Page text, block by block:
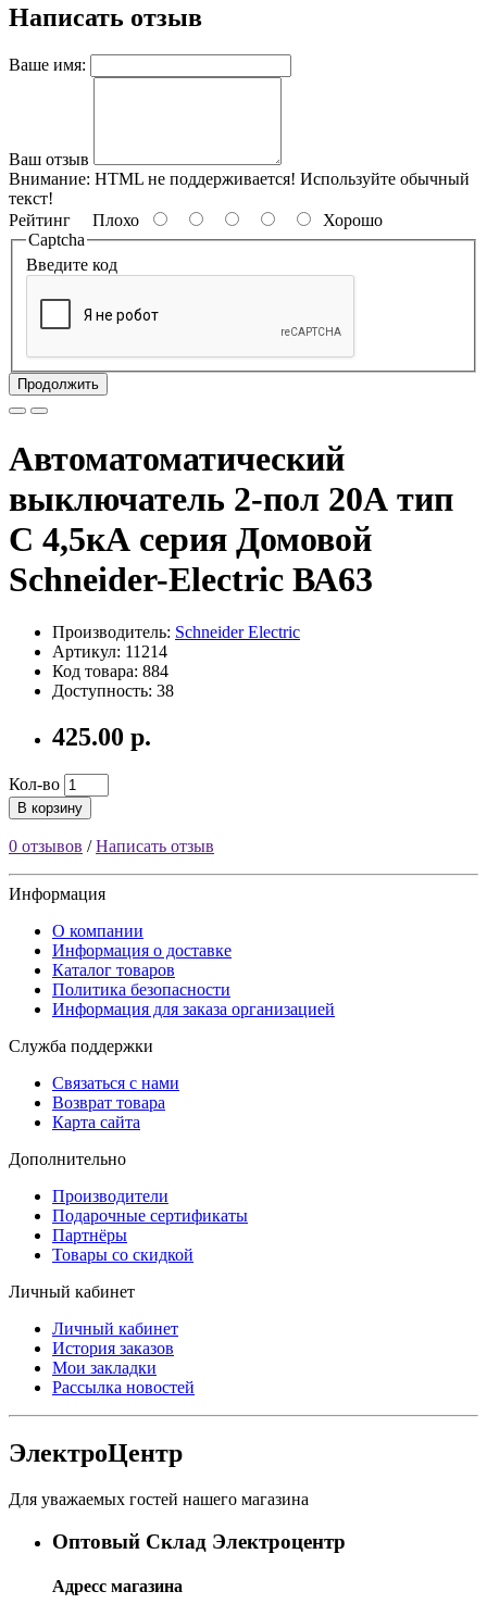
Написать отзыв
Ваше имя:
Ваш отзыв
Внимание: HTML не поддерживается! Используйте обычный
текст!
Рейтинг Плохо
Хорошо
Captcha
Введите код
Продолжить
Автоматоматический
выключатель 2-пол 20А тип
С 4,5кА серия Домовой
Schneider-Electric ВА63
Производитель: Schneider Electric
Артикул: 11214
Код товара: 884
Доступность: 38
425.00 р.
Кол-во
В корзину
0 отзывов /Написать отзыв
Информация
О компании
Информация о доставке
Каталог товаров
Политика безопасности
Информация для заказа организацией
Служба поддержки
Связаться с нами
Возврат товара
Карта сайта
Дополнительно
Производители
Подарочные сертификаты
Партнёры
Товары со скидкой
Личный кабинет
Личный кабинет
История заказов
Мои закладки
Рассылка новостей
ЭлектроЦентр
Для уважаемых гостей нашего магазина
Оптовый Склад Электроцентр
Адресс магазина